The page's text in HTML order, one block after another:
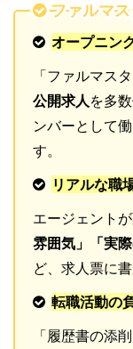
ファルマ
オープニン
「ファルマス
公開求人 を多
ンバーとして
す。
リアルな職
エージェント
雰囲気」「実
ど、求人票に
転職活動の
「履歴書の添